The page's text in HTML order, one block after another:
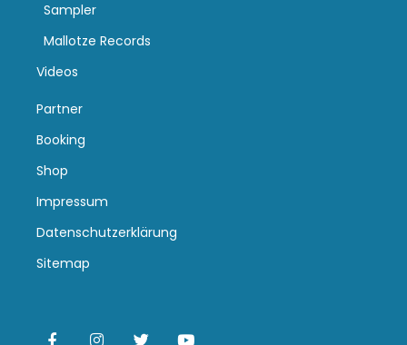
Sampler
Mallotze Records
Videos
Partner
Booking
Shop
Impressum
Datenschutzerklärung
Sitemap